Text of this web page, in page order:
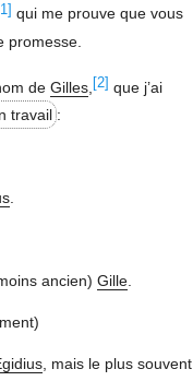
qui me prouve que vous
promesse.
de Gilles, [2] que j’ai
travail :
.
ancien) Gille.
, mais le plus souvent